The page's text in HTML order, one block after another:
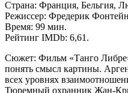
Страна: Франция, Бельгия,
Режиссер: Фредерик
Время: 99 мин.
Рейтинг IMDb: 6,61.
Сюжет: Фильм «Танго Либре»
понять смысл картины.
всех уровнях
Тюремный охранник Жан-